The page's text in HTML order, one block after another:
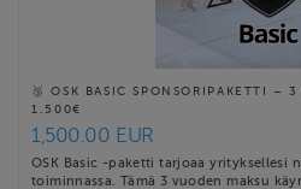
🥉 OSK BASIC SPONSORIPAKETTI –
1.500€
1,500.00 EUR
OSK Basic -paketti tarjoaa yrityksellesi
toiminnassa. Tämä 3 vuoden maksu